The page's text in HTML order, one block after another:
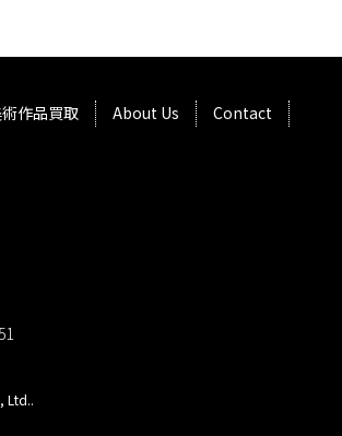
作品買取 About Us Contact
Ltd..